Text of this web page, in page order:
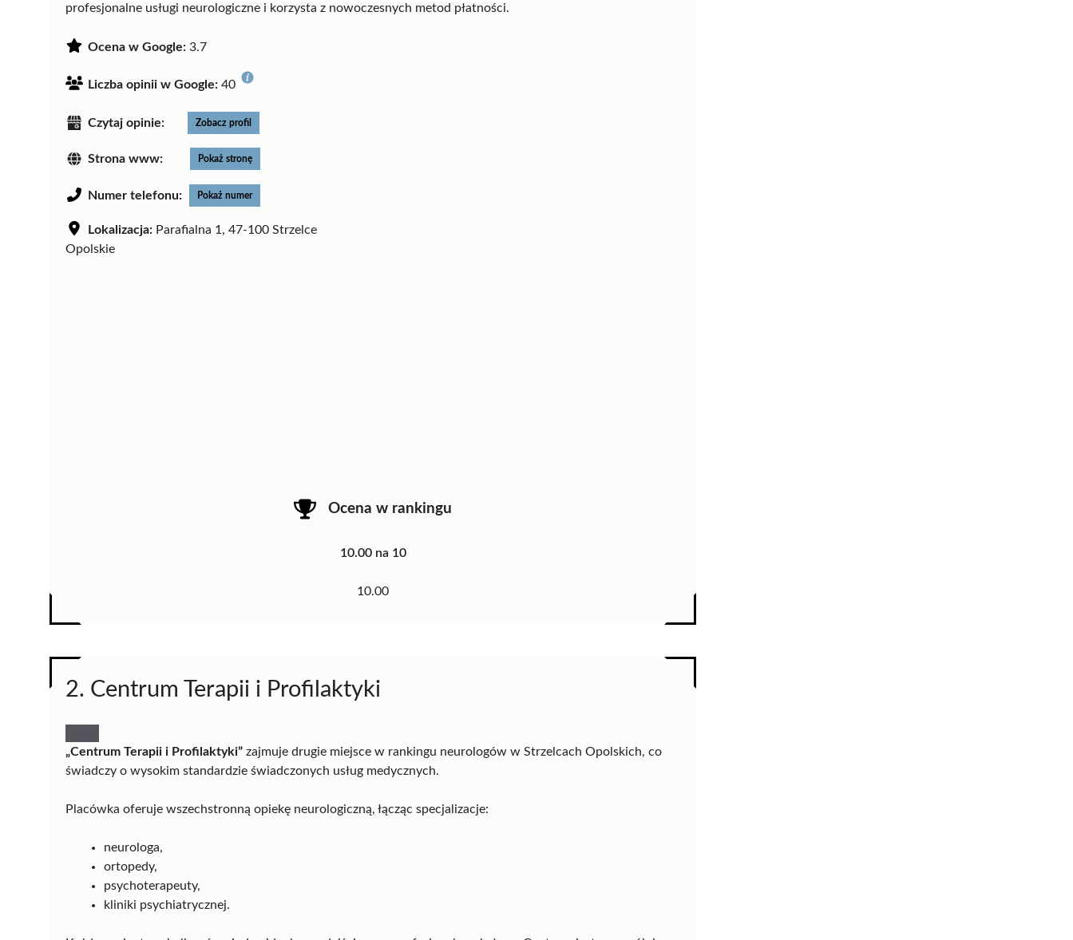
profesjonalne usługi neurologiczne i korzysta z nowoczesnych metod płatności.
Ocena w Google: 3.7
Liczba opinii w Google: 40
Czytaj opinie: Zobacz profil
Strona www: Pokaż stronę
Numer telefonu: Pokaż numer
Lokalizacja: Parafialna 1, 47-100 Strzelce
Opolskie
Ocena w rankingu
10.00 na 10
10.00
2. Centrum Terapii i Profilaktyki
„Centrum Terapii i Profilaktyki” zajmuje drugie miejsce w rankingu neurologów w Strzelcach Opolskich, co
świadczy o wysokim standardzie świadczonych usług medycznych.
Placówka oferuje wszechstronną opiekę neurologiczną, łącząc specjalizacje:
neurologa,
ortopedy,
psychoterapeuty,
kliniki psychiatrycznej.